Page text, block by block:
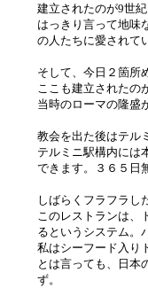
建立されたのが9世
はっきり言って地味
の人たちに愛されて
そして、今日２箇所
ここも建立されたの
当時のローマの隆盛
教会を出た後はテル
テルミニ駅構内には
できます。３６５日
しばらくフラフラし
このレストランは、
るというシステム。
私はシーフード入り
とは言っても、日本
ず。